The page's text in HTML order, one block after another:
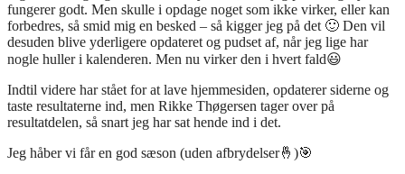
fungerer godt. Men skulle i opdage noget som ikke virker, eller kan
forbedres, så smid mig en besked – så kigger jeg på det 🙂 Den vil
desuden blive yderligere opdateret og pudset af, når jeg lige har
nogle huller i kalenderen. Men nu virker den i hvert fald😃
Indtil videre har stået for at lave hjemmesiden, opdaterer siderne og
taste resultaterne ind, men Rikke Thøgersen tager over på
resultatdelen, så snart jeg har sat hende ind i det.
Jeg håber vi får en god sæson (uden afbrydelser🤞)🎯